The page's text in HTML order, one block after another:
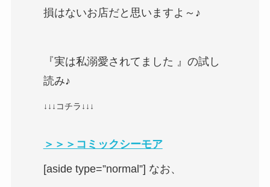
損はないお店だと思いますよ～♪
『実は私溺愛されてました 』の試し
読み♪
↓↓↓コチラ↓↓↓
＞＞＞コミックシーモア
[aside type=”normal”] なお、